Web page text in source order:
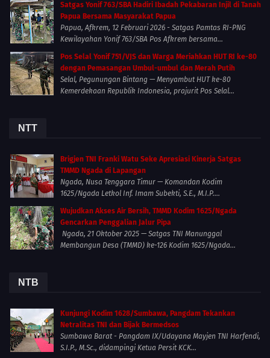
Satgas Yonif 763/SBA Hadiri Ibadah Pekabaran Injil di Tanah
Papua Bersama Masyarakat Papua
Papua, Afkrem, 12 Februari 2026 - Satgas Pamtas RI-PNG
Kewilayahan Yonif 763/SBA Pos Afkrem bersama...
Pos Selal Yonif 751/VJS dan Warga Meriahkan HUT RI ke-80
dengan Pemasangan Umbul-umbul dan Merah Putih
Selal, Pegunungan Bintang — Menyambut HUT ke-80
Kemerdekaan Republik Indonesia, prajurit Pos Selal...
NTT
Brigjen TNI Franki Watu Seke Apresiasi Kinerja Satgas
TMMD Ngada di Lapangan
Ngada, Nusa Tenggara Timur — Komandan Kodim
1625/Ngada Letkol Inf. Imam Subekti, S.E., M.I.P....
Wujudkan Akses Air Bersih, TMMD Kodim 1625/Ngada
Gencarkan Penggalian Jalur Pipa
Ngada, 21 Oktober 2025 — Satgas TNI Manunggal
Membangun Desa (TMMD) ke-126 Kodim 1625/Ngada...
NTB
Kunjungi Kodim 1628/Sumbawa, Pangdam Tekankan
Netralitas TNI dan Bijak Bermedsos
Sumbawa Barat - Pangdam IX/Udayana Mayjen TNI Harfendi,
S.I.P., M.Sc., didampingi Ketua Persit KCK...